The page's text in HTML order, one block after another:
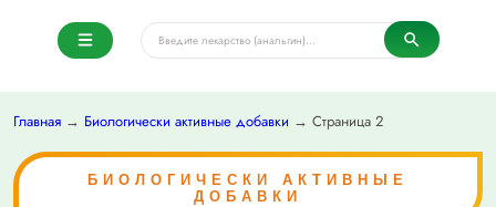
Главная → Биологически активные добавки → Страница 2
БИОЛОГИЧЕСКИ АКТИВНЫЕ
ДОБАВКИ